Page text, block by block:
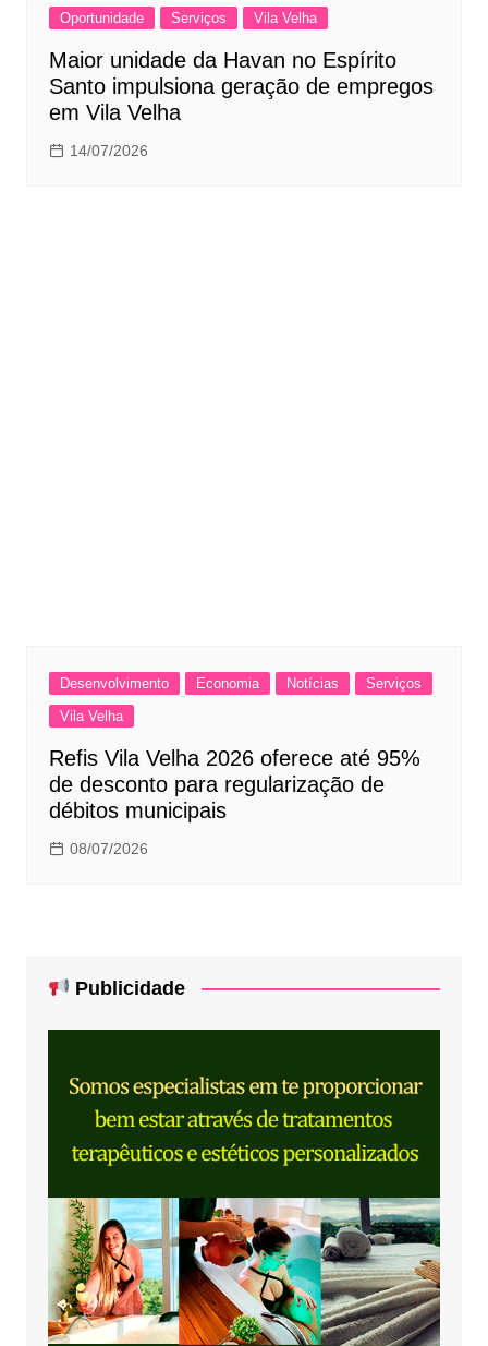
Oportunidade Serviços Vila Velha
Maior unidade da Havan no Espírito
Santo impulsiona geração de empregos
em Vila Velha
14/07/2026
Desenvolvimento Economia Notícias
Serviços
Vila Velha
Refis Vila Velha 2026 oferece até 95%
de desconto para regularização de
débitos municipais
08/07/2026
Publicidade